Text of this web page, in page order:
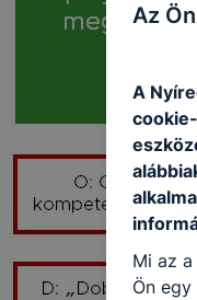
Az
A
Mi az
Ön